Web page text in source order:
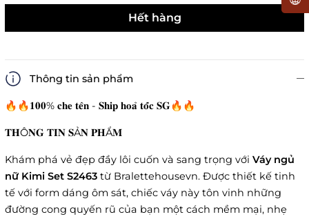
Hết hàng
Thông tin sản phẩm
🔥🔥𝟏𝟎𝟎% 𝐜𝐡𝐞 𝐭𝐞̂𝐧 - 𝐒𝐡𝐢𝐩 𝐡𝐨𝐚̉ 𝐭𝐨̂́𝐜 𝐒𝐆🔥🔥
𝐓𝐇Ô𝐍𝐆 𝐓𝐈𝐍 𝐒Ả𝐍 𝐏𝐇Ẩ𝐌
Khám phá vẻ đẹp đầy lôi cuốn và sang trọng với Váy ngủ
nữ Kimi Set S2463 từ Bralettehousevn. Được thiết kế tinh
tế với form dáng ôm sát, chiếc váy này tôn vinh những
đường cong quyến rũ của bạn một cách mềm mại, nhẹ